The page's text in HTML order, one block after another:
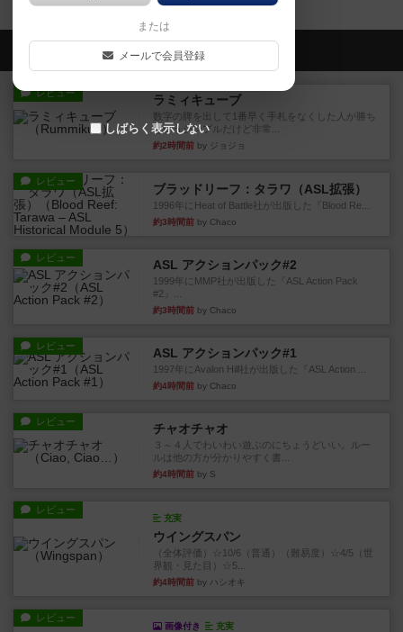
会員の新しい投稿
レビュー ラミィキューブ
数字の牌を出して1番早く手札をなくした人が勝ち
というシンプルだけど非常...
約2時間前 by ジョジョ
レビュー
ブラッドリーフ：タラワ（ASL拡張）
1996年にHeat of Battle社が出版した『Blood Re...
約3時間前 by Chaco
レビュー ASL アクションパック#2
1999年にMMP社が出版した『ASL Action Pack
#2』...
約3時間前 by Chaco
レビュー ASL アクションパック#1
1997年にAvalon Hill社が出版した『ASL Action ...
約4時間前 by Chaco
レビュー チャオチャオ
３～４人でわいわい遊ぶのにちょうどいい。ルー
ルは他の方が分かりやすく書...
約4時間前 by S
レビュー
充実
ウイングスパン
（全体評価）☆10/6（普通）（難易度）☆4/5（世
界観・見た目）☆5...
約4時間前 by ハシオキ
レビュー
画像付き 充実
または
メールで会員登録
しばらく表示しない